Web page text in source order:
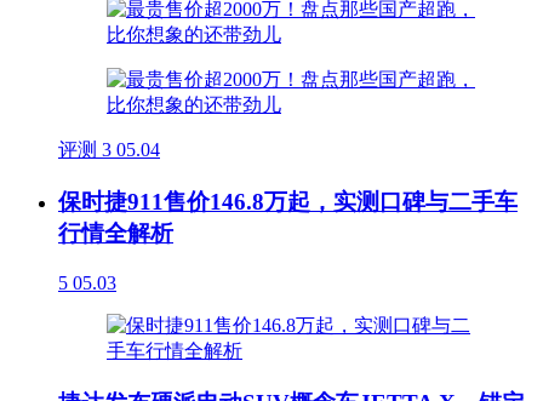
评测 3 05.04
保时捷911售价146.8万起，实测口碑与二手车
行情全解析
5 05.03